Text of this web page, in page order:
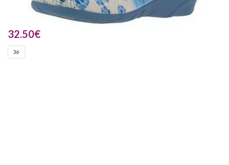
32.50€
36